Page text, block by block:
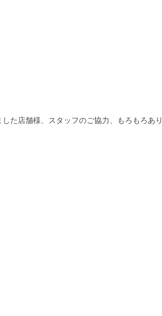
た店舗様、スタッフのご協力、もろもろあり